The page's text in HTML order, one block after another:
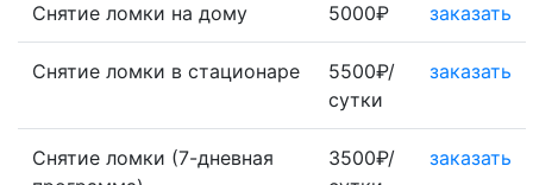
Снятие ломки на дому
5000₽ заказать
Снятие ломки в стационаре
5500₽/
сутки
заказать
Снятие ломки (7-дневная
3500₽/
заказать